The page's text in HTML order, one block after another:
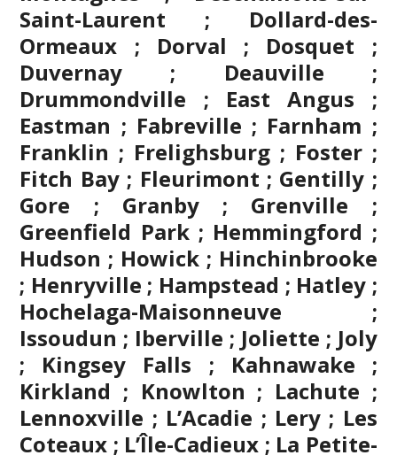
Saint-Laurent ; Dollard-des-
Ormeaux ; Dorval ; Dosquet ;
Duvernay ; Deauville ;
Drummondville ; East Angus ;
Eastman ; Fabreville ; Farnham ;
Franklin ; Frelighsburg ; Foster ;
Fitch Bay ; Fleurimont ; Gentilly ;
Gore ; Granby; Grenville ;
Greenfield Park ; Hemmingford ;
Hudson ; Howick ; Hinchinbrooke
; Henryville ; Hampstead ; Hatley ;
Hochelaga-Maisonneuve ;
Issoudun ; Iberville ; Joliette ; Joly
; Kingsey Falls ; Kahnawake ;
Kirkland ; Knowlton ; Lachute ;
Lennoxville ; L’Acadie ; Lery ; Les
Coteaux ; L’Île-Cadieux ; La Petite-